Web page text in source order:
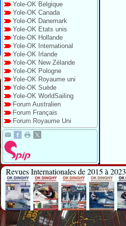
Yole-OK Belgique
Yole-OK Canada
Yole-OK Danemark
Yole-OK Etats unis
Yole-OK Hollande
Yole-OK International
Yole-OK Irlande
Yole-OK New Zélande
Yole-OK Pologne
Yole-OK Royaume uni
Yole-OK Suède
Yole-OK WorldSailing
Forum Australien
Forum Français
Forum Royaume Uni
Revues Internationales de 2015 à 2023